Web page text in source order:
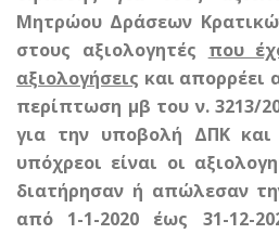
Μητρώου Δράσεων
στους αξιολογητές που
αξιολογήσεις και απορρέει
περίπτωση μβ του ν. 3213/
για την υποβολή ΔΠΚ και
υπόχρεοι είναι οι
διατήρησαν ή απώλεσαν
από 1-1-2020 έως 31-12-